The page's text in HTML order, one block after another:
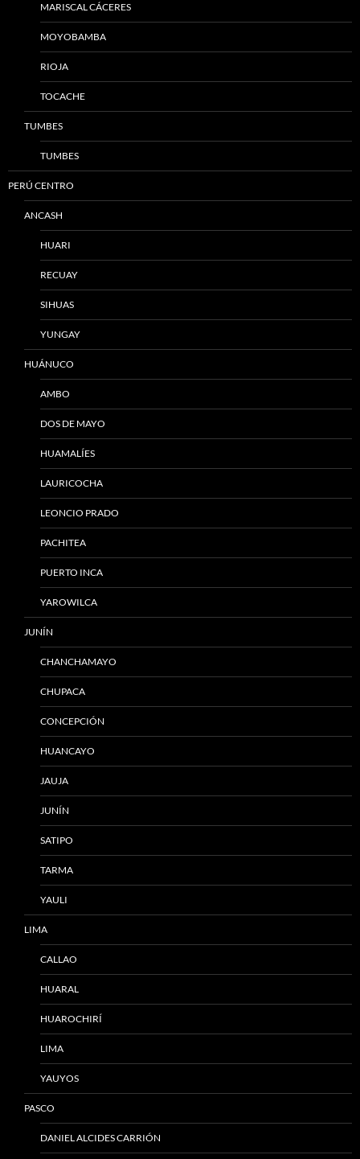
MARISCAL CÁCERES
MOYOBAMBA
RIOJA
TOCACHE
TUMBES
TUMBES
PERÚ CENTRO
ANCASH
HUARI
RECUAY
SIHUAS
YUNGAY
HUÁNUCO
AMBO
DOS DE MAYO
HUAMALÍES
LAURICOCHA
LEONCIO PRADO
PACHITEA
PUERTO INCA
YAROWILCA
JUNÍN
CHANCHAMAYO
CHUPACA
CONCEPCIÓN
HUANCAYO
JAUJA
JUNÍN
SATIPO
TARMA
YAULI
LIMA
CALLAO
HUARAL
HUAROCHIRÍ
LIMA
YAUYOS
PASCO
DANIEL ALCIDES CARRIÓN